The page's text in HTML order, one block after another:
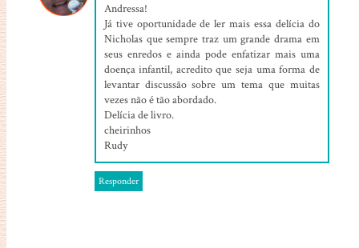
Andressa!
Já tive oportunidade de ler mais essa delícia do
Nicholas que sempre traz um grande drama em
seus enredos e ainda pode enfatizar mais uma
doença infantil, acredito que seja uma forma de
levantar discussão sobre um tema que muitas
vezes não é tão abordado.
Delícia de livro.
cheirinhos
Rudy
Responder